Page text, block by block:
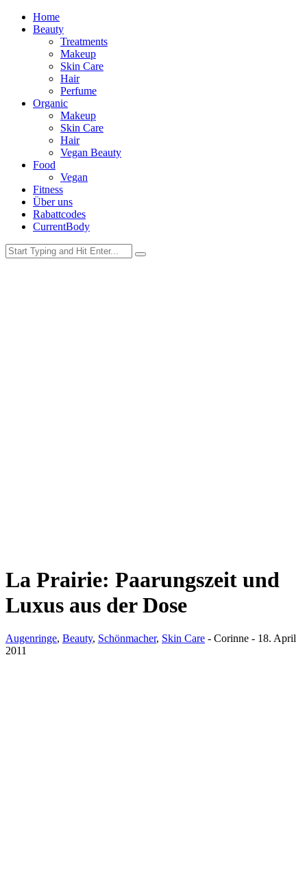
Home
Beauty
Treatments
Makeup
Skin Care
Hair
Perfume
Organic
Makeup
Skin Care
Hair
Vegan Beauty
Food
Vegan
Fitness
Über uns
Rabattcodes
CurrentBody
La Prairie: Paarungszeit und
Luxus aus der Dose
Augenringe, Beauty, Schönmacher, Skin Care - Corinne - 18. April
2011